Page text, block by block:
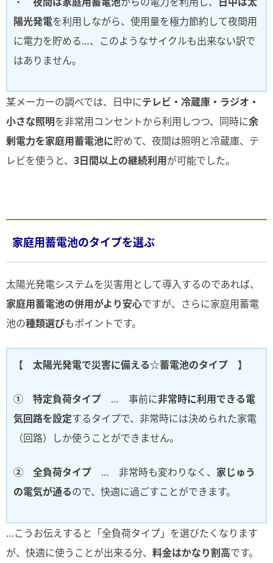
陽光発電を利用しながら、使用量を極力節約して夜間用
に電力を貯める…、このようなサイクルも出来ない訳で
はありません。
某メーカーの調べでは、日中にテレビ・冷蔵庫・ラジオ・
小さな照明を非常用コンセントから利用しつつ、同時に余
剰電力を家庭用蓄電池に貯めて、夜間は照明と冷蔵庫、テ
レビを使うと、 3日間以上の継続利用が可能でした。
家庭用蓄電池のタイプを選ぶ
太陽光発電システムを災害用として導入するのであれば、
家庭用蓄電池の併用がより安心ですが、さらに家庭用蓄電
池の種類選びもポイントです。
【 太陽光発電で災害に備える☆蓄電池のタイプ 】
① 特定負荷タイプ … 事前に非常時に利用できる電
気回路を設定するタイプで、非常時には決められた家電
（回路）しか使うことができません。
② 全負荷タイプ … 非常時も変わりなく、 家じゅう
の電気が通るので、快適に過ごすことができます。
…こうお伝えすると「全負荷タイプ」を選びたくなります
が、快適に使うことが出来る分、 料金はかなり割高です。